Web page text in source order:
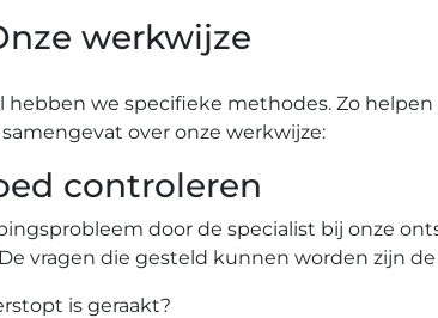
werkwijze
we specifieke methodes. Zo
over onze werkwijze:
controleren
door de specialist bij onze
vragen die gesteld kunnen worden zijn
is geraakt?